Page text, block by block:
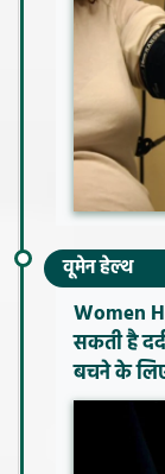
वूमेन हेल्थ
Women
सकती है
बचने के